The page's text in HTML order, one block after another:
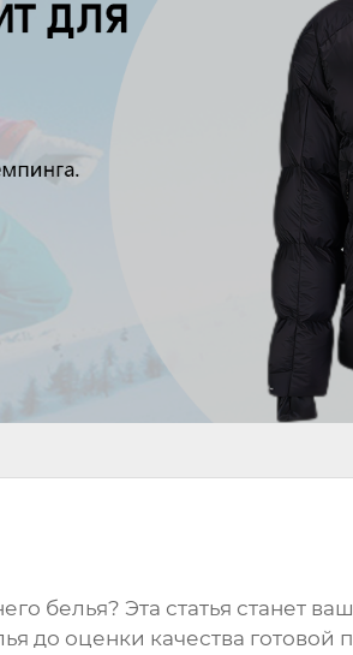
белья? Эта статья станет
до оценки качества готовой